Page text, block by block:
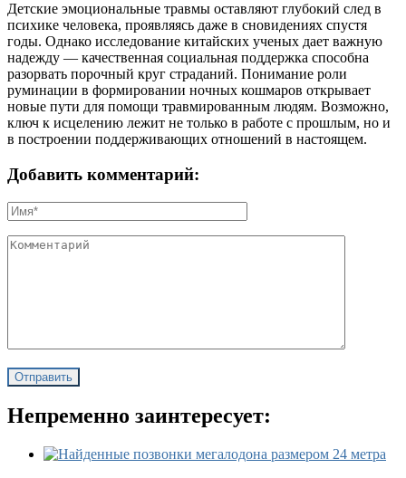
Детские эмоциональные травмы оставляют глубокий след в
психике человека, проявляясь даже в сновидениях спустя
годы. Однако исследование китайских ученых дает важную
надежду — качественная социальная поддержка способна
разорвать порочный круг страданий. Понимание роли
руминации в формировании ночных кошмаров открывает
новые пути для помощи травмированным людям. Возможно,
ключ к исцелению лежит не только в работе с прошлым, но и
в построении поддерживающих отношений в настоящем.
Добавить комментарий:
Непременно заинтересует: